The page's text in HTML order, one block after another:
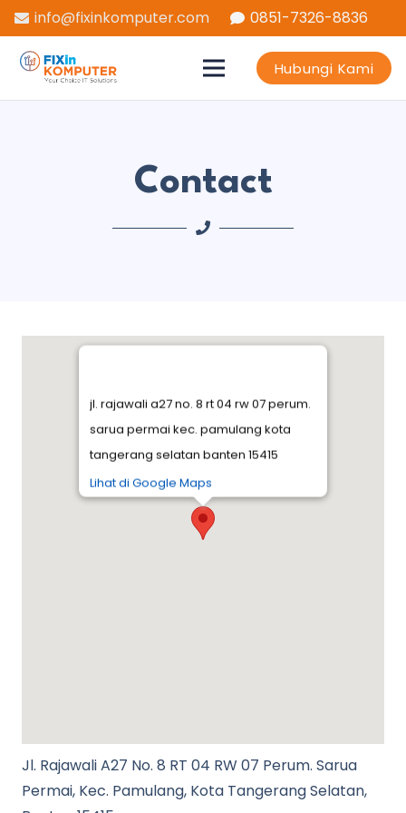
info@fixinkomputer.com 0851-7326-8836
Hubungi Kami
Contact
jl. rajawali a27 no. 8 rt 04 rw 07 perum.
sarua permai kec. pamulang kota
tangerang selatan banten 15415
Lihat di Google Maps
Jl. Rajawali A27 No. 8 RT 04 RW 07 Perum. Sarua
Permai, Kec. Pamulang, Kota Tangerang Selatan,